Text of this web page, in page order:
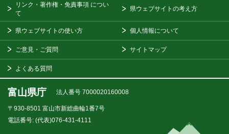
リンク・著作権・免責事項 につい
て
県ウェブサイトの考え方
県ウェブサイトの使い方 個人情報について
ご意見・ご質問 サイトマップ
よくある質問
富山県庁 法人番号 7000020160008
〒930-8501 富山市新総曲輪1番7号
電話番号: (代表)076-431-4111